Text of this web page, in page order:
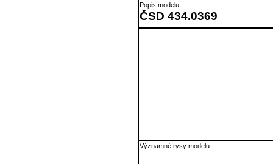
Popis modelu:
ČSD 434.0369
Významné rysy modelu: